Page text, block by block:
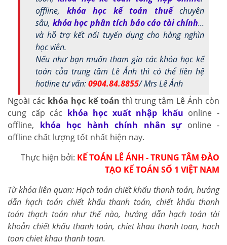
offline, khóa học kế toán thuếchuyên
sâu, khóa học phân tích báo cáo tài chính...
và hỗ trợ kết nối tuyển dụng cho hàng nghìn
học viên.
Nếu như bạn muốn tham gia các khóa học kế
toán của trung tâm Lê Ánh thì có thể liên hệ
hotline tư vấn:0904.84.8855/ Mrs Lê Ánh
Ngoài các khóa học kế toán thì trung tâm Lê Ánh còn
cung cấp các khóa học xuất nhập khẩu online -
offline, khóa học hành chính nhân sựonline -
offline chất lượng tốt nhất hiện nay.
Thực hiện bởi: KẾ TOÁN LÊ ÁNH - TRUNG TÂM ĐÀO
TẠO KẾ TOÁN SỐ 1 VIỆT NAM
Từ khóa liên quan: Hạch toán chiết khấu thanh toán, hướng
dẫn hạch toán chiết khấu thanh toán, chiết khấu thanh
toán thạch toán như thế nào, hướng dẫn hạch toán tài
khoản chiết khấu thanh toán, chiet khau thanh toan, hach
toan chiet khau thanh toan.